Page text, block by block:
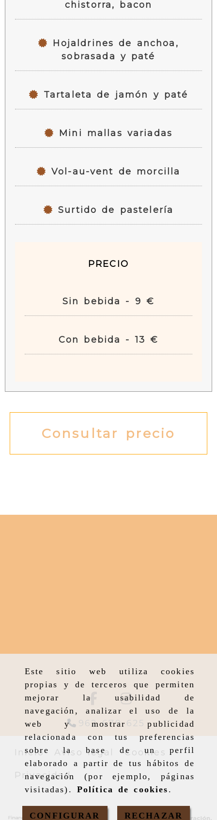
Este sitio web utiliza cookies
propias y de terceros que permiten
mejorar la usabilidad de
navegación, analizar el uso de la
web y mostrar publicidad
relacionada con tus preferencias
sobre la base de un perfil
elaborado a partir de tus hábitos de
navegación (por ejemplo, páginas
visitadas). Política de cookies .
CONFIGURAR RECHAZAR
chistorra, bacon
Hojaldrines de anchoa,
sobrasada y paté
Tartaleta de jamón y paté
Mini mallas variadas
Vol-au-vent de morcilla
Surtido de pastelería
PRECIO
Sin bebida - 9 €
Con bebida - 13 €
Consultar precio
962 679 625
Inicio Aviso legal Cookies
Privacidad